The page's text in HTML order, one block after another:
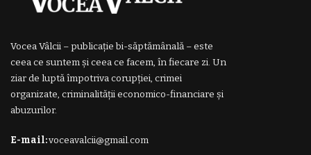
Vocea Vâlcii – publicație bi-săptămânală – este
ceea ce suntem și ceea ce facem, în fiecare zi. Un
ziar de luptă împotriva corupției, crimei
organizate, criminalității economico-financiare și
abuzurilor.
E-mail:voceavalcii@gmail.com